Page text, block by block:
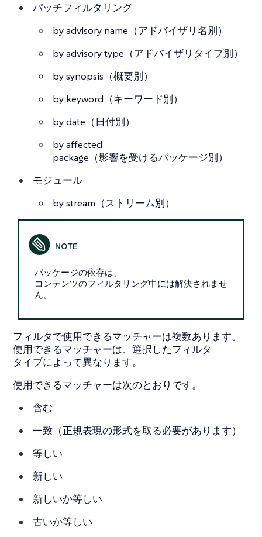
パッチフィルタリング
by advisory name（アドバイザリ名別）
by advisory type（アドバイザリタイプ別）
by synopsis（概要別）
by keyword（キーワード別）
by date（日付別）
by affected
package（影響を受けるパッケージ別）
モジュール
by stream（ストリーム別）
パッケージの依存は、
コンテンツのフィルタリング中には解決されませ
ん。
フィルタで使用できるマッチャーは複数あります。
使用できるマッチャーは、選択したフィルタ
タイプによって異なります。
使用できるマッチャーは次のとおりです。
含む
一致（正規表現の形式を取る必要があります）
等しい
新しい
新しいか等しい
古いか等しい